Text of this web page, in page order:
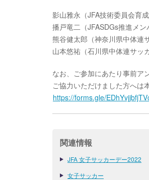
影山雅永（JFA技術委員会育成
播戸竜二（JFASDGs推進メン
熊谷健太郎（神奈川県中体連
山本悠祐（石川県中体連サッ
なお、ご参加にあたり事前ア
ご協力いただけました方へは
https://forms.gle/
関連情報
JFA 女子サッカーデー2022
女子サッカー